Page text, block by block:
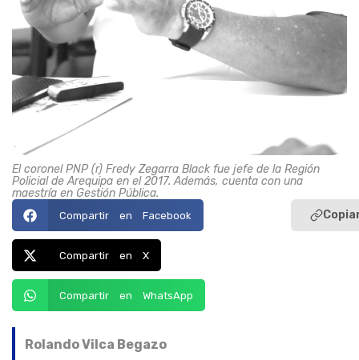
El coronel PNP (r) Fredy Zegarra Black fue jefe de la Región
Policial de Arequipa en el 2017. Además, cuenta con una
maestría en Gestión Pública.
Compartir en Facebook
Compartir en X
Compartir en WhatsApp
Rolando Vilca Begazo